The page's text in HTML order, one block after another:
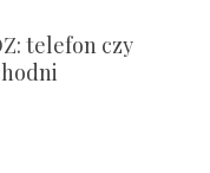
telefon czy